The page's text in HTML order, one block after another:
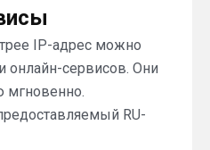
IP-адрес можно
онлайн-сервисов. Они
RU-